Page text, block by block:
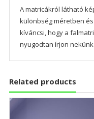
A matricákról látható
különbség méretben
kíváncsi, hogy a
nyugodtan írjon nekünk.
Related products